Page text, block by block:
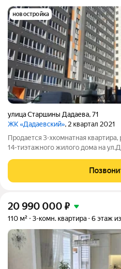
новостройка
улица Старшины Дадаева,71
ЖК «Дадаевский», 2 квартал 2021
Продается 3-хкомнатная
14-тиэтажного жилого дома на
-16,8/14,4/12,7 кв.м., просторная
санузла. В
20 990 000 ₽
110 м² 3-комн. квартира 6 этаж